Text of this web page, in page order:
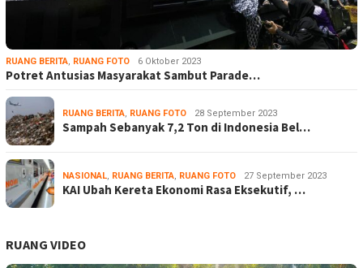
RUANG BERITA, RUANG FOTO 6 Oktober 2023
Potret Antusias Masyarakat Sambut Parade…
RUANG BERITA, RUANG FOTO 28 September 2023
Sampah Sebanyak 7,2 Ton di Indonesia Bel…
NASIONAL, RUANG BERITA, RUANG FOTO 27 September 2023
KAI Ubah Kereta Ekonomi Rasa Eksekutif, …
RUANG VIDEO